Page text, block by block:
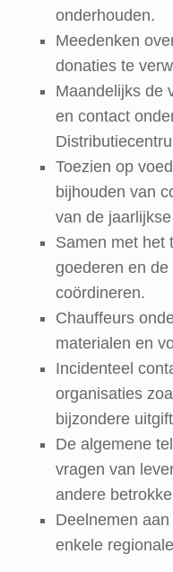
onderhouden.
Meedenken
donaties te
Maandelijks de
en contact
Toezien op
bijhouden van
van de
Samen met het
goederen en
coördineren.
Chauffeurs
materialen en
Incidenteel
organisaties
bijzondere
De algemene
vragen van
andere
Deelnemen
enkele